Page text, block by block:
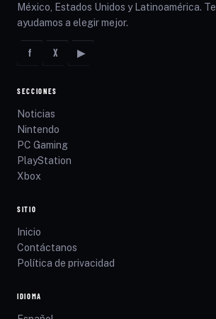
México, Estados Unidos y Latinoamérica. Te
ayudamos a elegir mejor.
f X ▶
SECCIONES
Noticias
Nintendo
PC Gaming
PlayStation
Xbox
SITIO
Inicio
Contáctanos
Política de privacidad
IDIOMA